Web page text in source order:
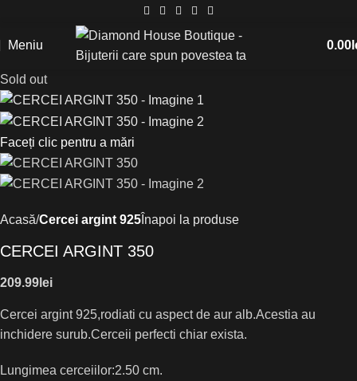
Meniu 0.00
Sold out
Faceți clic pentru a mări
Acasă Cercei argint 925 Înapoi la produse
CERCEI ARGINT 350
209.99 lei
Cercei argint 925,rodiati cu aspect de aur alb.Acestia au
inchidere surub.Cerceii perfecti chiar exista.
Lungimea cerceiilor:2.50 cm.